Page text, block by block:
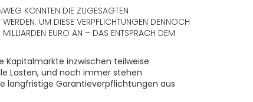
KONNTEN DIE ZUGESAGTEN
UM DIESE VERPFLICHTUNGEN DENNOCH
EURO AN – DAS ENTSPRACH DEM
Kapitalmärkte inzwischen teilweise
Lasten, und noch immer stehen
langfristige Garantieverpflichtungen aus